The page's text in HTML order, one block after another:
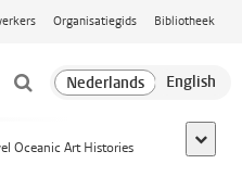
Organisatiegids Bibliotheek
Oceanic Art Histories
toon